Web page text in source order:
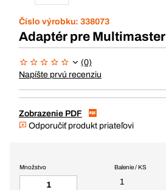
Číslo výrobku: 338073
Adaptér pre Multimaster
(0)
Napíšte prvú recenziu
Zobrazenie PDF
Odporučiť produkt priateľovi
Balenie / KS
1
Množstvo